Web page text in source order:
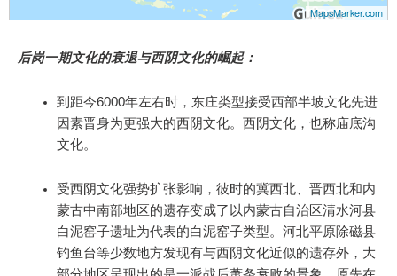
MapsMarker.com
后岗一期文化的衰退与西阴文化的崛起：
到距今6000年左右时，东庄类型接受西部半坡文化先进
因素晋身为更强大的西阴文化。西阴文化，也称庙底沟
文化。
受西阴文化强势扩张影响，彼时的冀西北、晋西北和内
蒙古中南部地区的遗存变成了以内蒙古自治区清水河县
白泥窑子遗址为代表的白泥窑子类型。河北平原除磁县
钓鱼台等少数地方发现有与西阴文化近似的遗存外，大